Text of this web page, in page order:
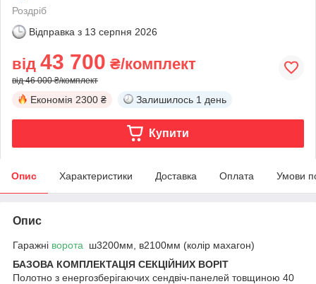
Роздріб
Відправка з 13 серпня 2026
від 43 700 ₴/комплект
від 46 000 ₴/комплект
Економія 2300 ₴ Залишилось 1 день
Купити
Опис Характеристики Доставка Оплата Умови
Опис
Гаражні ворота ш3200мм, в2100мм (колір махагон)
БАЗОВА КОМПЛЕКТАЦІЯ СЕКЦІЙНИХ ВОРІТ
Полотно з енергозберігаючих сендвіч-панелей товщиною 40